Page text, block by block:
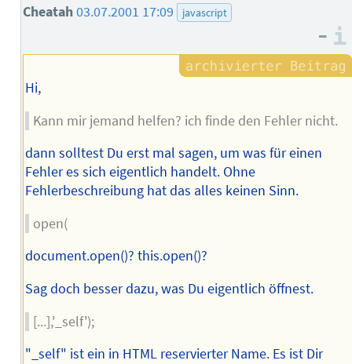
Cheatah03.07.2001 17:09 javascript
–
Hi,
Kann mir jemand helfen? ich finde den Fehler nicht.
dann solltest Du erst mal sagen, um was für einen
Fehler es sich eigentlich handelt. Ohne
Fehlerbeschreibung hat das alles keinen Sinn.
open(
document.open()? this.open()?
Sag doch besser dazu, was Du eigentlich öffnest.
[...],'_self');
"_self" ist ein in HTML reservierter Name. Es ist Dir